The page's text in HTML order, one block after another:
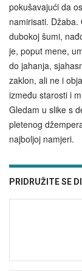
pokušavajući da
namirisati.
dubokoj šumi,
je, poput mene,
do jahanja,
zaklon, ali ne i
između starosti i
Gledam u slike s
pletenog
najboljoj namjeri.
PRIDRUŽITE SE